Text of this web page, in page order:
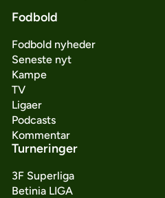
Fodbold
Fodbold nyheder
Seneste nyt
Kampe
TV
Ligaer
Podcasts
Kommentar
Turneringer
3F Superliga
Betinia LIGA